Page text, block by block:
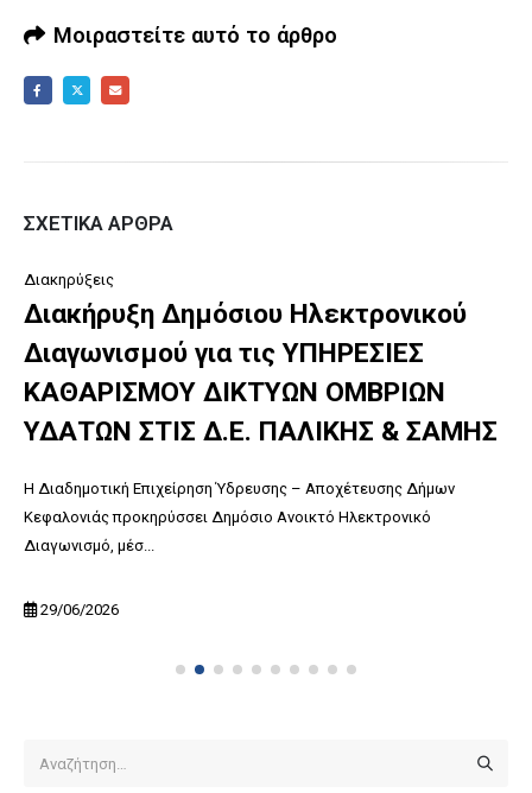
Μοιραστείτε αυτό το άρθρο
ΣΧΕΤΙΚΆ ΆΡΘΡΑ
Διακηρύξεις
Διακήρυξη Δημόσιου Ηλεκτρονικού
Διαγωνισμού για τις ΥΠΗΡΕΣΙΕΣ
ΚΑΘΑΡΙΣΜΟΥ ΔΙΚΤΥΩΝ ΟΜΒΡΙΩΝ
ΥΔΑΤΩΝ ΣΤΙΣ Δ.Ε. ΠΑΛΙΚΗΣ & ΣΑΜΗΣ
Η Διαδημοτική Επιχείρηση Ύδρευσης – Αποχέτευσης Δήμων
Κεφαλονιάς προκηρύσσει Δημόσιο Ανοικτό Ηλεκτρονικό
Διαγωνισμό, μέσ...
29/06/2026